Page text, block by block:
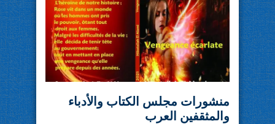
منشورات مجلس الكتاب والأدباء
والمثقفين العرب